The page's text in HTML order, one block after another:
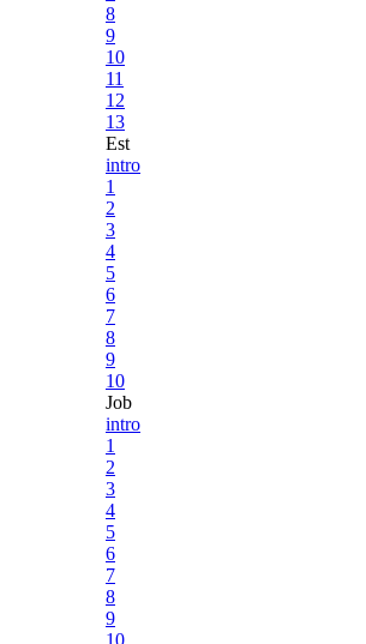
8
9
10
11
12
13
Est
intro
1
2
3
4
5
6
7
8
9
10
Job
intro
1
2
3
4
5
6
7
8
9
10